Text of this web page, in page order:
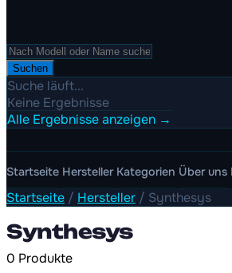
Suchen
Suche läuft...
Keine Ergebnisse
Alle Ergebnisse anzeigen →
Startseite Hersteller Kategorien Über uns
Startseite / Hersteller / Synthesys
Synthesys
0 Produkte